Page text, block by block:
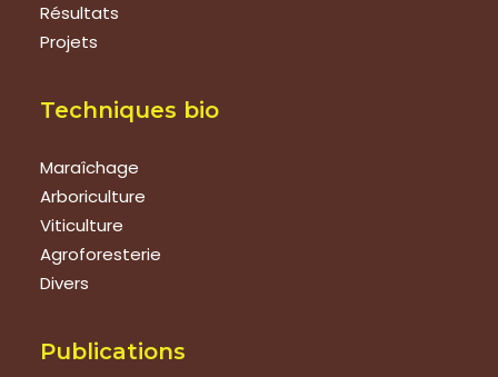
Résultats
Projets
Techniques bio
Maraîchage
Arboriculture
Viticulture
Agroforesterie
Divers
Publications